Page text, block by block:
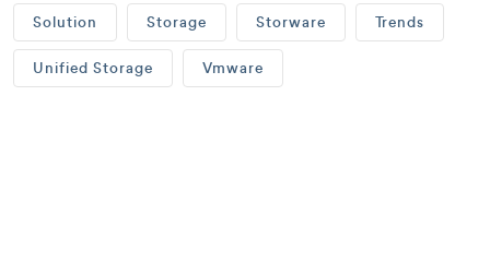
Solution Storage Storware Trends
Unified Storage Vmware